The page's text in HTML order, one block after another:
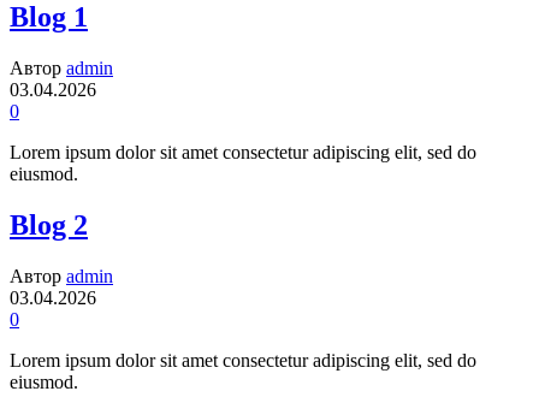
Blog 1
Автор admin
03.04.2026
0
Lorem ipsum dolor sit amet consectetur adipiscing elit, sed do
eiusmod.
Blog 2
Автор admin
03.04.2026
0
Lorem ipsum dolor sit amet consectetur adipiscing elit, sed do
eiusmod.